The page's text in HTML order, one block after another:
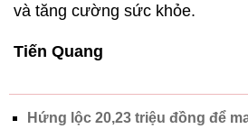
và tăng cường sức khỏe.
Tiến Quang
Hứng lộc 20,23 triệu đồng để